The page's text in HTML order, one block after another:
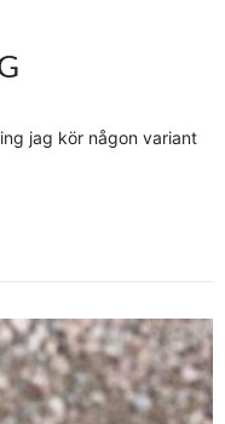
jag kör någon variant